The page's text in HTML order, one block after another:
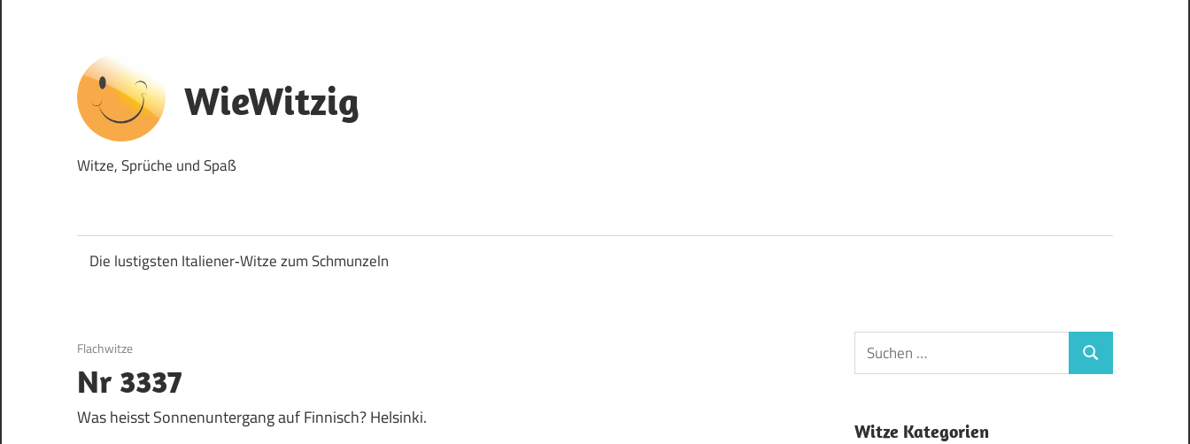
springen
WieWitzig
Witze, Sprüche und Spaß
Die lustigsten Italiener‑Witze zum Schmunzeln
20. Juli 2017
Flachwitze
Nr 3337
Was heisst Sonnenuntergang auf Finnisch? Helsinki.
Witze Kategorien